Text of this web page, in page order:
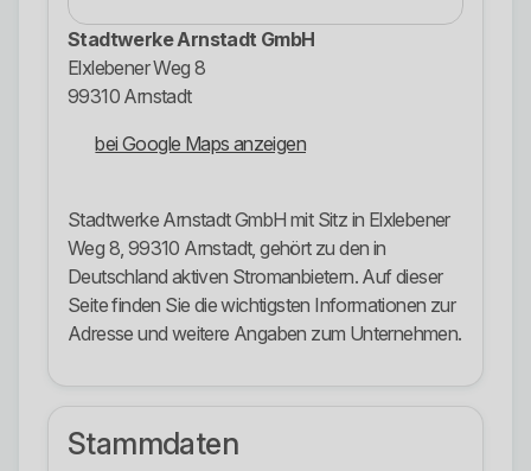
Stadtwerke Arnstadt GmbH
Elxlebener Weg 8
99310 Arnstadt
bei Google Maps anzeigen
Stadtwerke Arnstadt GmbH mit Sitz in Elxlebener
Weg 8, 99310 Arnstadt, gehört zu den in
Deutschland aktiven Stromanbietern. Auf dieser
Seite finden Sie die wichtigsten Informationen zur
Adresse und weitere Angaben zum Unternehmen.
Stammdaten